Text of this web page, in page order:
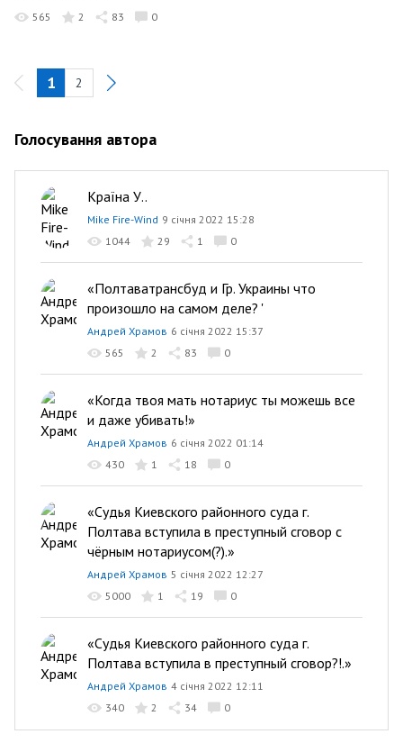
565 2 83 0
1 2
Голосування автора
Країна У..
Mike Fire-Wind 9 січня 2022 15:28
1044
29 1 0
«Полтаватрансбуд и Гр. Украины что
произошло на самом деле? '
Андрей Храмов 6 січня 2022 15:37
565
2 83 0
«Когда твоя мать нотариус ты можешь все
и даже убивать!»
Андрей Храмов 6 січня 2022 01:14
430
1 18 0
«Судья Киевского районного суда г.
Полтава вступила в преступный сговор с
чёрным нотариусом(?).»
Андрей Храмов 5 січня 2022 12:27
5000
1 19 0
«Судья Киевского районного суда г.
Полтава вступила в преступный сговор?!.»
Андрей Храмов 4 січня 2022 12:11
340
2 34 0